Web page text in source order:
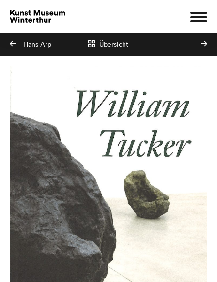
Hans Arp Übersicht